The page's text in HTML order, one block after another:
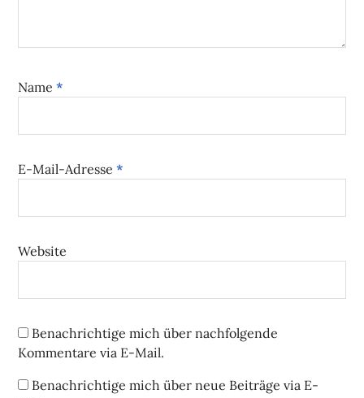
Name*
E-Mail-Adresse*
Website
Benachrichtige mich über nachfolgende
Kommentare via E-Mail.
Benachrichtige mich über neue Beiträge via E-